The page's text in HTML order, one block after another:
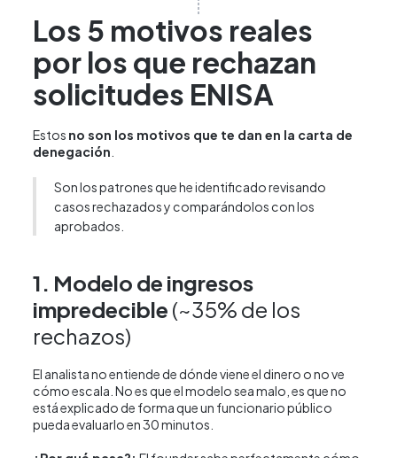
Los 5 motivos reales
por los que rechazan
solicitudes ENISA
Estos no son los motivos que te dan en la carta de
denegación
Son los patrones que he identificado revisando
casos rechazados y comparándolos con los
aprobados.
1. Modelo de ingresos
impredecible (~35% de los
rechazos)
El analista no entiende de dónde viene el dinero o no ve
cómo escala. No es que el modelo sea malo, es que no
está explicado de forma que un funcionario público
pueda evaluarlo en 30 minutos.